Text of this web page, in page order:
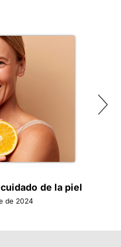
de la piel
de 2024